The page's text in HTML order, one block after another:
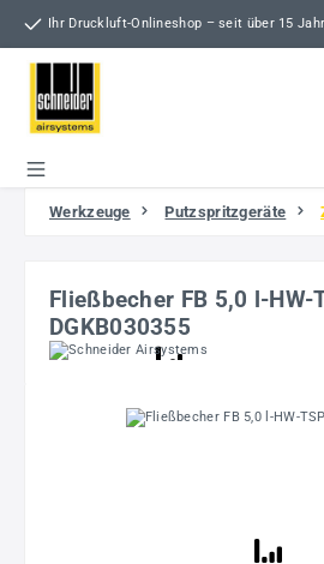
Zum Hauptinhalt springen
Ihr Druckluft-Onlineshop – seit über 15
Werkzeuge Putzspritzgeräte
Fließbecher FB 5,0 l-HW-
DGKB030355
Bildergalerie überspringen